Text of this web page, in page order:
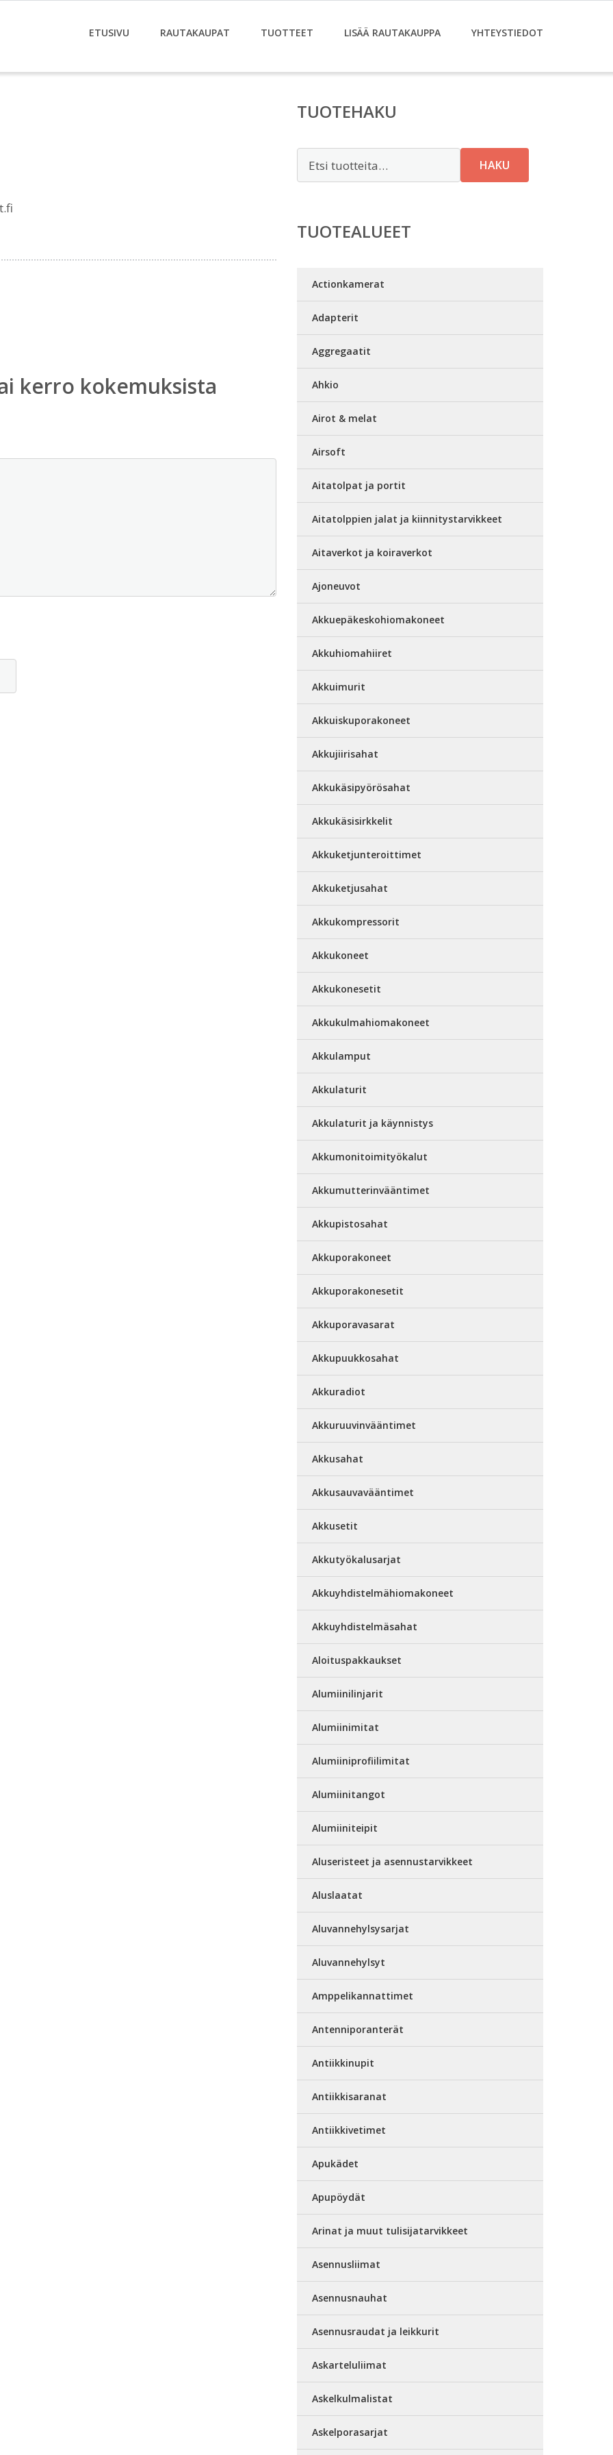
ETUSIVU RAUTAKAUPAT TUOTTEET LISÄÄ RAUTAKAUPPA YHTEYSTIEDOT
kerro kokemuksista
TUOTEHAKU
HAKU
TUOTEALUEET
Actionkamerat
Adapterit
Aggregaatit
Ahkio
Airot & melat
Airsoft
Aitatolpat ja portit
Aitatolppien jalat ja kiinnitystarvikkeet
Aitaverkot ja koiraverkot
Ajoneuvot
Akkuepäkeskohiomakoneet
Akkuhiomahiiret
Akkuimurit
Akkuiskuporakoneet
Akkujiirisahat
Akkukäsipyörösahat
Akkukäsisirkkelit
Akkuketjunteroittimet
Akkuketjusahat
Akkukompressorit
Akkukoneet
Akkukonesetit
Akkukulmahiomakoneet
Akkulamput
Akkulaturit
Akkulaturit ja käynnistys
Akkumonitoimityökalut
Akkumutterinvääntimet
Akkupistosahat
Akkuporakoneet
Akkuporakonesetit
Akkuporavasarat
Akkupuukkosahat
Akkuradiot
Akkuruuvinvääntimet
Akkusahat
Akkusauvavääntimet
Akkusetit
Akkutyökalusarjat
Akkuyhdistelmähiomakoneet
Akkuyhdistelmäsahat
Aloituspakkaukset
Alumiinilinjarit
Alumiinimitat
Alumiiniprofiilimitat
Alumiinitangot
Alumiiniteipit
Aluseristeet ja asennustarvikkeet
Aluslaatat
Aluvannehylsysarjat
Aluvannehylsyt
Amppelikannattimet
Antenniporanterät
Antiikkinupit
Antiikkisaranat
Antiikkivetimet
Apukädet
Apupöydät
Arinat ja muut tulisijatarvikkeet
Asennusliimat
Asennusnauhat
Asennusraudat ja leikkurit
Askarteluliimat
Askelkulmalistat
Askelporasarjat